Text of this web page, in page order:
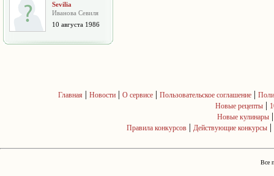
Sevilia
Иванова Севиля
10 августа 1986
Главная | Новости| О сервисе| Пользовательское соглашение|
Новые рецепты |
Новые кулинары
Правила конкурсов | Действующие конкурсы |
Все